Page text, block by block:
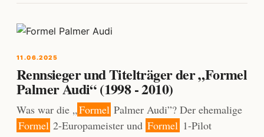
11.06.2025
Rennsieger und Titelträger der „Formel
Palmer Audi“ (1998 - 2010)
Was war die „Formel Palmer Audi”? Der ehemalige
Formel 2-Europameister und Formel 1-Pilot